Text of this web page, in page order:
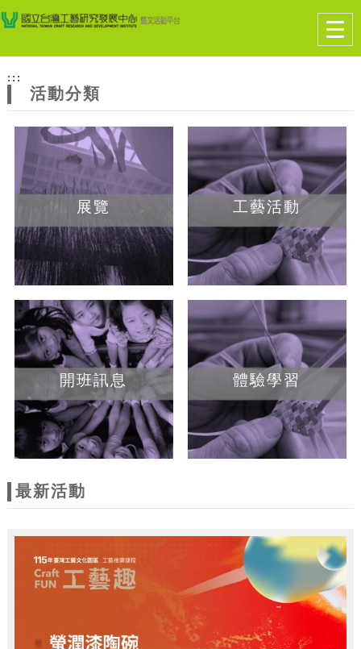
網
站
主
題
跳到主要內容
網站導覽
:::
活動分類
展覽 工藝活動
開班訊息 體驗學習
最新活動